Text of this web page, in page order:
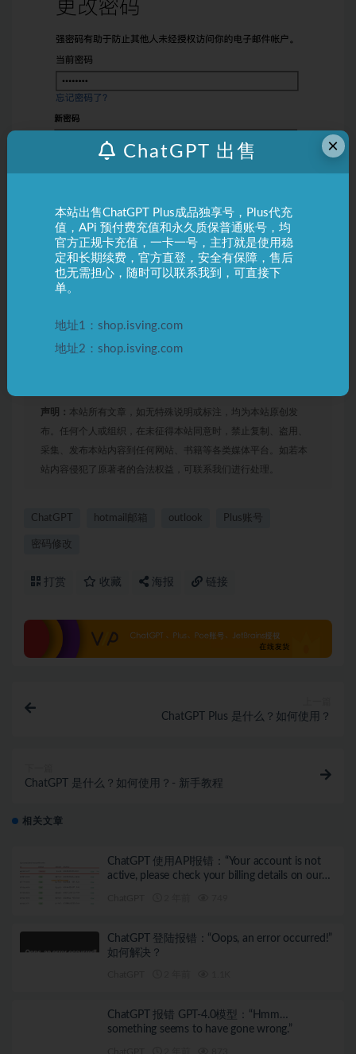
到这里，hotmail邮箱密码修改完成。退出并重新登陆就可
声明： 本站所有文章，如无特殊说明或标注，均为本站原创发
布。任何个人或组织，在未征得本站同意时，禁止复制、盗用、
采集、发布本站内容到任何网站、书籍等各类媒体平台。如若本
站内容侵犯了原著者的合法权益，可联系我们进行处理。
ChatGPT hotmail邮箱 outlook Plus账号
密码修改
打赏 收藏 海报 链接
ChatGPT Plus 是什么？如何使用？
ChatGPT 是什么？如何使用？- 新手教程
相关文章
ChatGPT 使用API报错：“Your account is not
active, please check your billing details on our
ChatGPT 登陆报错：“Oops, an error occurred!”
如何解决？
ChatGPT 报错 GPT-4.0模型：“Hmm…
something seems to have gone wrong.”
×
ChatGPT 出售
本站出售ChatGPT Plus成品独享号，Plus代充
值，APi 预付费充值和永久质保普通账号，均
官方正规卡充值，一卡一号，主打就是使用稳
定和长期续费，官方直登，安全有保障，售后
也无需担心，随时可以联系我到，可直接下
单。
地址1：shop.isving.com
地址2：shop.isving.com